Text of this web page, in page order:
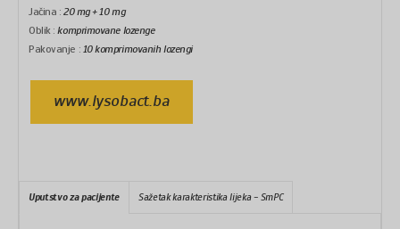
Jačina : 20 mg + 10 mg
Oblik :komprimovane lozenge
Pakovanje : 10 komprimovanih lozengi
www.lysobact.ba
Uputstvo za pacijente Sažetak karakteristika lijeka - SmPC